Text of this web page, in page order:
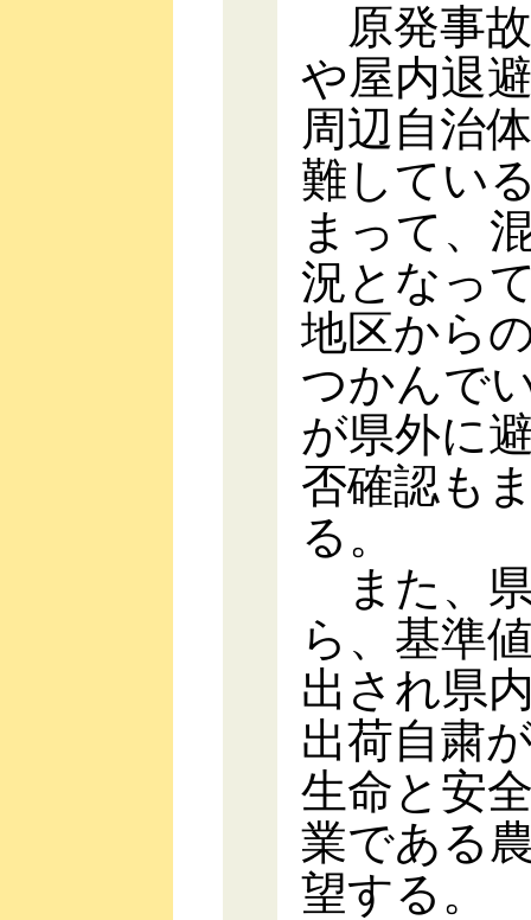
原発事
や屋内退
周辺自治
難してい
まって、
況となっ
地区から
つかんで
が県外に
否確認も
る。
また、
ら、基準
出され県
出荷自粛
生命と安
業である
望する。